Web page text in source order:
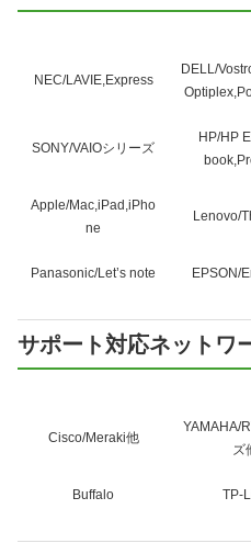
NEC/LAVIE,Express
DELL/
SONY/VAIOシリーズ
HP/HP
Apple/Mac,iPad,iPho
ne
Lenovo/
Panasonic/Let’s note EPSON/
サポート対応ネットワ
Cisco/Meraki他
YAMAHA/
ズ
Buffalo TP-